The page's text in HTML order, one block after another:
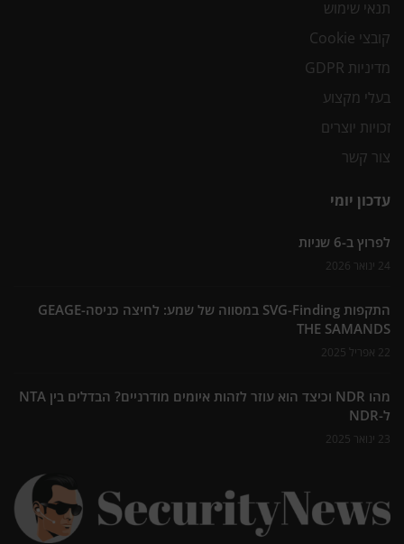
תנאי שימוש
קובצי Cookie
מדיניות GDPR
בעלי מקצוע
זכויות יוצרים
צור קשר
עדכון יומי
לפרוץ ב-6 שניות
24 ינואר 2026
התקפות SVG-Finding במסווה של שמע: לחיצה כניסה-GEAGE
THE SAMANDS
22 אפריל 2025
מהו NDR וכיצד הוא עוזר לזהות איומים מודרניים? הבדלים בין NTA
ל-NDR
23 ינואר 2025